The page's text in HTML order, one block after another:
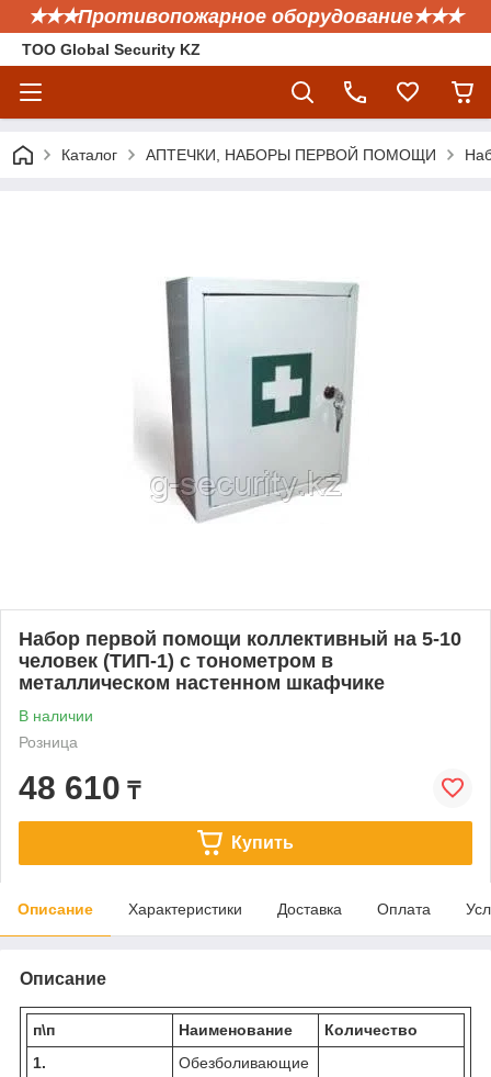
✭✭✭Противопожарное оборудование✭✭✭
ТОО Global Security KZ
Каталог АПТЕЧКИ, НАБОРЫ ПЕРВОЙ ПОМОЩИ
Набор первой помощи коллективный на 5-10
человек (ТИП-1) с тонометром в
металлическом настенном шкафчике
В наличии
Розница
48 610 ₸
Купить
Описание Характеристики Доставка Оплата
Описание
п\п Наименование
Количество
1.
Обезболивающие